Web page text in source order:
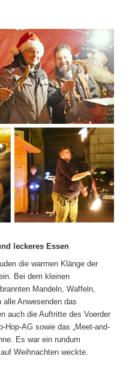
leckeres Essen
die warmen Klänge der
Bei dem kleinen
Mandeln, Waffeln,
Anwesenden das
auch die Auftritte des Voerder
Hop-AG sowie das „Meet-and-
Es war ein rundum
Weihnachten weckte.